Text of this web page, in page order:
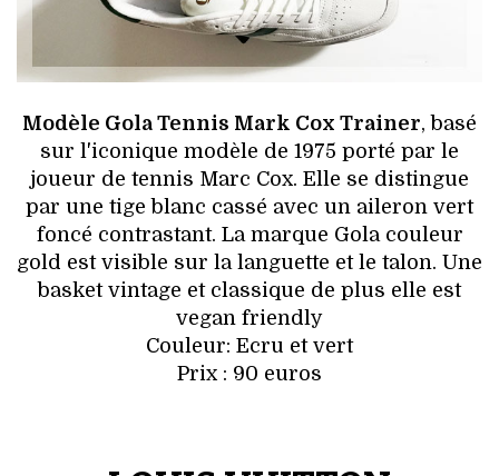
Modèle Gola Tennis Mark Cox Trainer, basé
sur l'iconique modèle de 1975 porté par le
joueur de tennis Marc Cox. Elle se distingue
par une tige blanc cassé avec un aileron vert
foncé contrastant. La marque Gola couleur
gold est visible sur la languette et le talon. Une
basket vintage et classique de plus elle est
vegan friendly
Couleur: Ecru et vert
Prix : 90 euros